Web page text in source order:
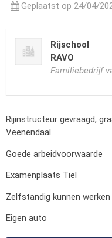
Geplaatst op 24/04/
Rijschool
RAVO
Familiebedrijf
Rijinstructeur gevraagd,
Veenendaal.
Goede arbeidvoorwaarde
Examenplaats Tiel
Zelfstandig kunnen werken
Eigen auto